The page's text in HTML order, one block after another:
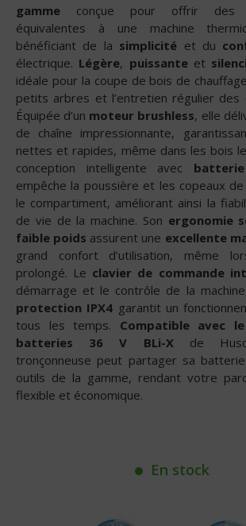
gamme conçue pour offrir des
équivalentes à une machine
bénéficiant de la simplicité et du
électrique. Légère, puissanteet
idéale pour la coupe de bois de
petits arbres et l’entretien régulier des
Équipée d’un moteur brushless, elle
de chaîne impressionnante,
nettes et rapides, même dans les bois
conception intelligente avec
empêche la poussière et les copeaux
le compartiment, améliorant ainsi la
de vie de la machine. Son ergonomie
faible poids assurent une excellente
grand confort d’utilisation, même
prolongé. Le clavier de commande
démarrage et le contrôle de la
protection IPX4 garantit un
tous les temps. Compatible avec
batteries 36 V BLi-Xde
tronçonneuse peut partager sa batterie
outils de la gamme, rendant votre
flexible et économique.
En stock